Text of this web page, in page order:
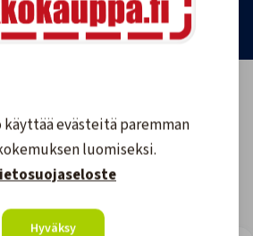
käyttää evästeitä paremman
luomiseksi.
Hyväksy